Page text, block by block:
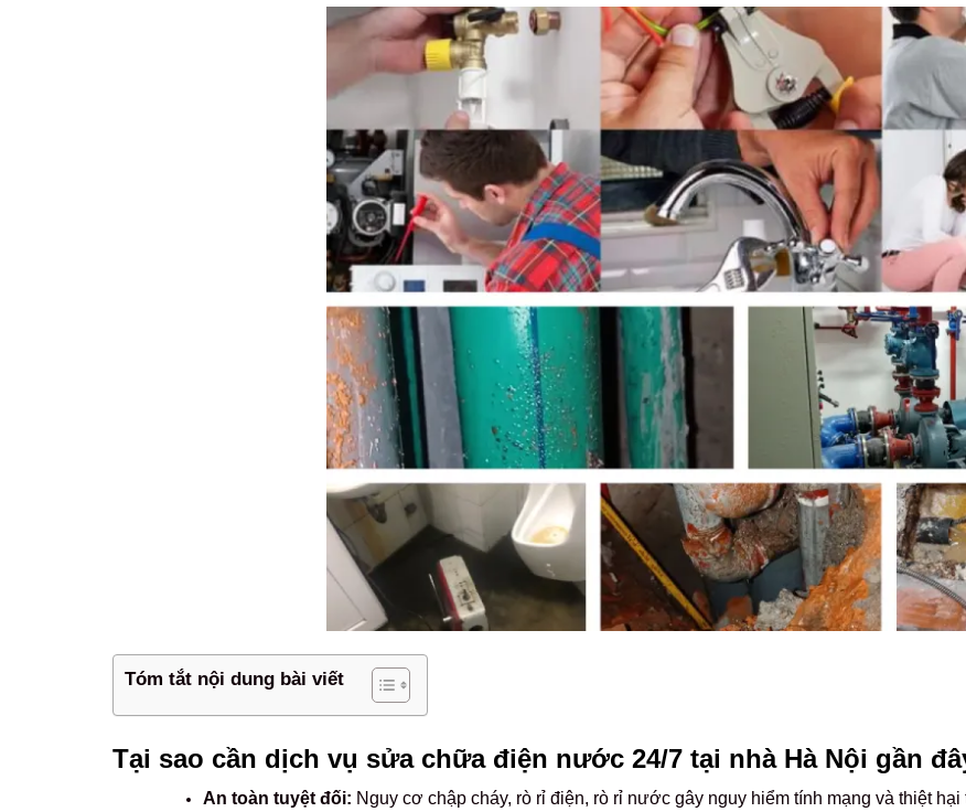
Tóm tắt nội dung bài viết
Tại sao cần dịch vụ sửa chữa điện nước 24/7 tại nhà Hà Nội gần
An toàn tuyệt đối: Nguy cơ chập cháy, rò rỉ điện, rò rỉ nước gây nguy hiểm tính mạng và thiệt hại